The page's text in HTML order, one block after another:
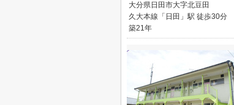
大分県日田市大字北豆田
久大本線「日田」駅 徒歩30分
築21年